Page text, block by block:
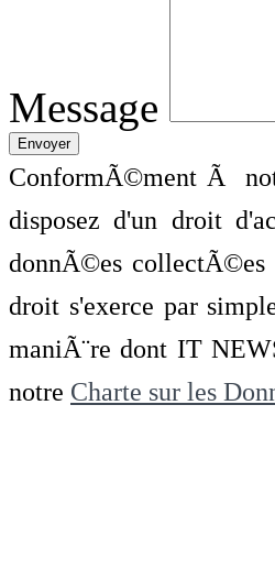
Message
ConformÃ©ment Ã
disposez d'un droit
donnÃ©es collectÃ©es
droit s'exerce par
maniÃ¨re dont IT
notre Charte sur les